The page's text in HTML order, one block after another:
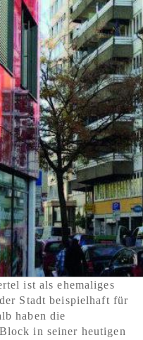
ist als ehemaliges
Stadt beispielhaft für
haben die
in seiner heutigen